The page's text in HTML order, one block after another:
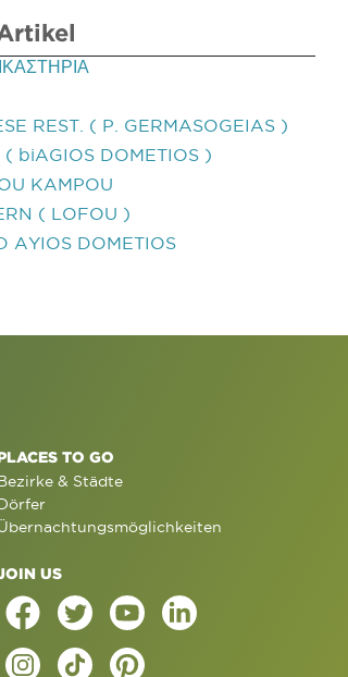
REST. ( P. GERMASOGEIAS )
( biAGIOS DOMETIOS )
KAMPOU
( LOFOU )
AYIOS DOMETIOS
TO GO
& Städte
US